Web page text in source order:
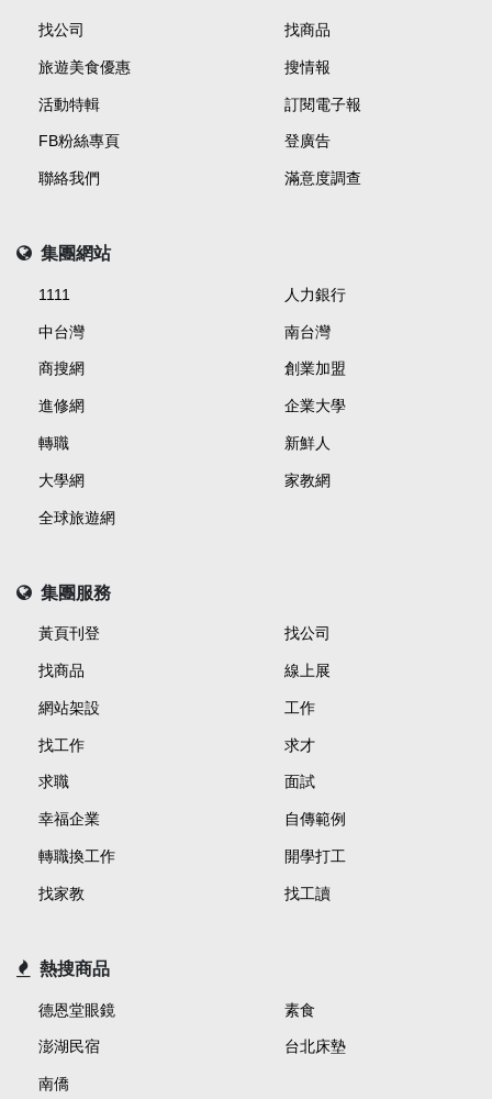
找公司 找商品
旅遊美食優惠 搜情報
活動特輯 訂閱電子報
FB粉絲專頁 登廣告
聯絡我們 滿意度調查
集團網站
1111 人力銀行
中台灣 南台灣
商搜網 創業加盟
進修網 企業大學
轉職 新鮮人
大學網 家教網
全球旅遊網
集團服務
黃頁刊登 找公司
找商品 線上展
網站架設 工作
找工作 求才
求職 面試
幸福企業 自傳範例
轉職換工作 開學打工
找家教 找工讀
熱搜商品
德恩堂眼鏡 素食
澎湖民宿 台北床墊
南僑